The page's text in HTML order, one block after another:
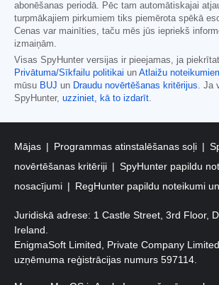
abonēšanas periodā. Pēc tam automātiskajai
turpmākajiem pirkumiem tiks piemērota spēkā
Cenas var mainīties, taču mēs jūs iepriekš
izmaiņām.
Visas SpyHunter versijas ir pieejamas, ja
Privātuma/Sīkfailu politikai un Atlaižu
mūsu BUJ un Draudu novērtēšanas kritērijus. Ja
SpyHunter, uzziniet, kā to izdarīt.
Mājas Programmas atinstalēšanas soļi
novērtēšanas kritēriji
SpyHunter papildu
nosacījumi
RegHunter papildu noteikumi
Juridiskā adrese: 1 Castle Street, 3rd Floor,
Ireland.
EnigmaSoft Limited, Private Company
uzņēmuma reģistrācijas numurs 597114.